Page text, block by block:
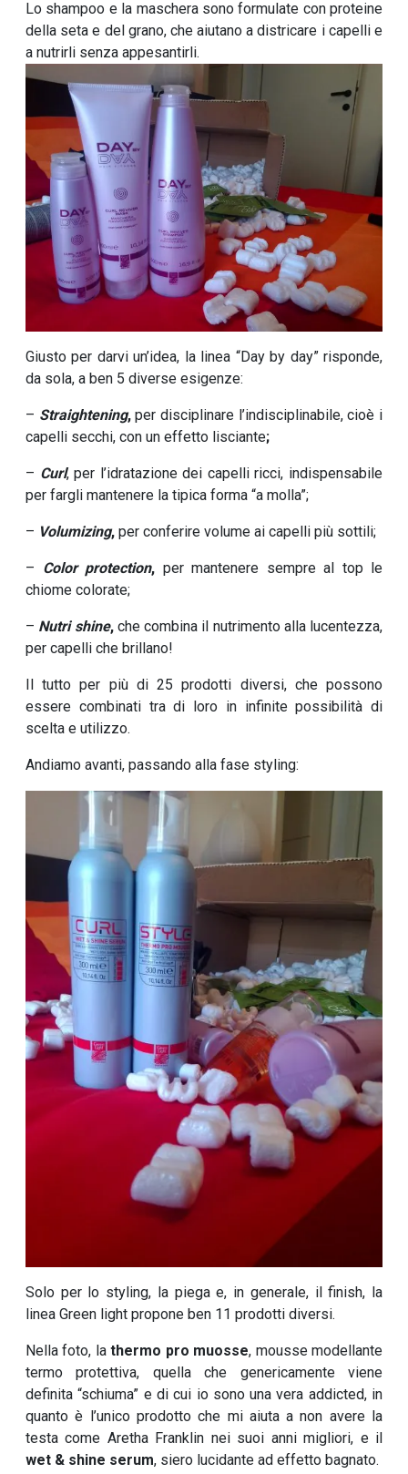
Lo shampoo e la maschera sono formulate con proteine
della seta e del grano, che aiutano a districare i capelli e
a nutrirli senza appesantirli.
Giusto per darvi un’idea, la linea “Day by day” risponde,
da sola, a ben 5 diverse esigenze:
– Straightening,per disciplinare l’indisciplinabile, cioè i
capelli secchi, con un effetto lisciante;
– Curl, per l’idratazione dei capelli ricci, indispensabile
per fargli mantenere la tipica forma “a molla”;
– Volumizing, per conferire volume ai capelli più sottili;
– Color protection, per mantenere sempre al top le
chiome colorate;
– Nutri shine,che combina il nutrimento alla lucentezza,
per capelli che brillano!
Il tutto per più di 25 prodotti diversi, che possono
essere combinati tra di loro in infinite possibilità di
scelta e utilizzo.
Andiamo avanti, passando alla fase styling:
Solo per lo styling, la piega e, in generale, il finish, la
linea Green light propone ben 11 prodotti diversi.
Nella foto, lathermo pro muosse, mousse modellante
termo protettiva, quella che genericamente viene
definita “schiuma” e di cui io sono una vera addicted, in
quanto è l’unico prodotto che mi aiuta a non avere la
testa come Aretha Franklin nei suoi anni migliori, e il
wet & shine serum, siero lucidante ad effetto bagnato.